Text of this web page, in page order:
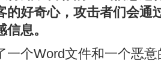
的好奇心，攻击者们会通
息。
一个Word文件和一个恶